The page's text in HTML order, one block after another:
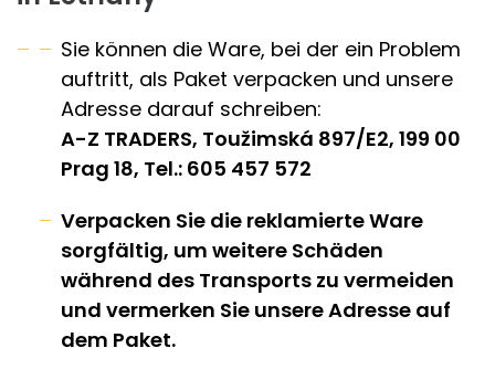
Sie können die Ware, bei der ein Problem
auftritt, als Paket verpacken und unsere
Adresse darauf schreiben:
A-Z TRADERS, Toužimská 897/E2, 199 00
Prag 18, Tel.: 605 457 572
Verpacken Sie die reklamierte Ware
sorgfältig, um weitere Schäden
während des Transports zu vermeiden
und vermerken Sie unsere Adresse auf
dem Paket.